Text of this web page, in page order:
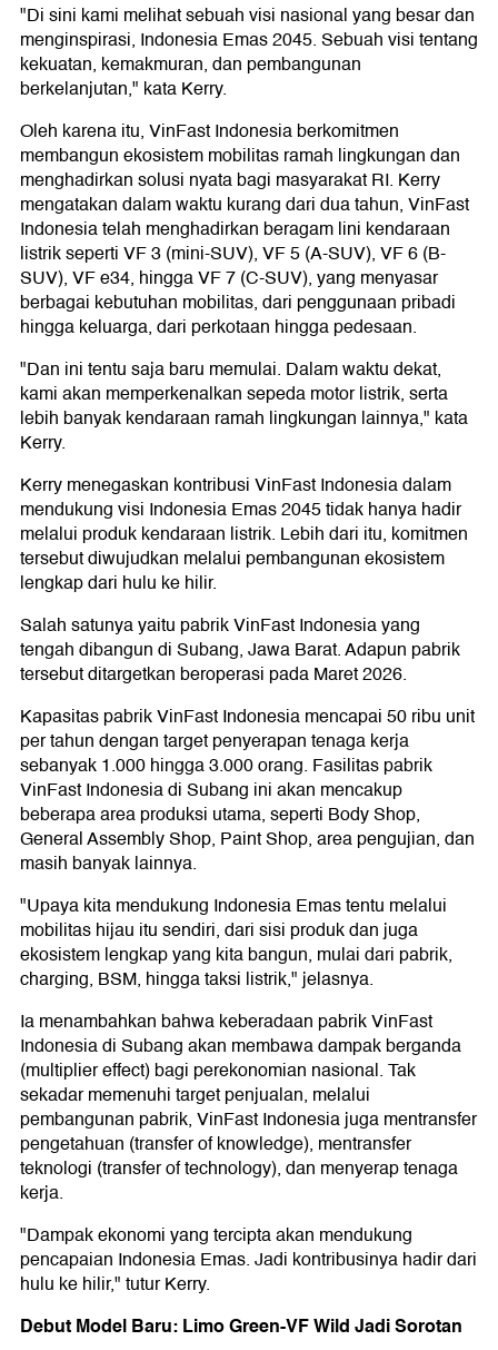
"Di sini kami melihat sebuah visi nasional yang besar dan
menginspirasi, Indonesia Emas 2045. Sebuah visi tentang
kekuatan, kemakmuran, dan pembangunan
berkelanjutan," kata Kerry.
Oleh karena itu, VinFast Indonesia berkomitmen
membangun ekosistem mobilitas ramah lingkungan dan
menghadirkan solusi nyata bagi masyarakat RI. Kerry
mengatakan dalam waktu kurang dari dua tahun, VinFast
Indonesia telah menghadirkan beragam lini kendaraan
listrik seperti VF 3 (mini-SUV), VF 5 (A-SUV), VF 6 (B-
SUV), VF e34, hingga VF 7 (C-SUV), yang menyasar
berbagai kebutuhan mobilitas, dari penggunaan pribadi
hingga keluarga, dari perkotaan hingga pedesaan.
"Dan ini tentu saja baru memulai. Dalam waktu dekat,
kami akan memperkenalkan sepeda motor listrik, serta
lebih banyak kendaraan ramah lingkungan lainnya," kata
Kerry.
Kerry menegaskan kontribusi VinFast Indonesia dalam
mendukung visi Indonesia Emas 2045 tidak hanya hadir
melalui produk kendaraan listrik. Lebih dari itu, komitmen
tersebut diwujudkan melalui pembangunan ekosistem
lengkap dari hulu ke hilir.
Salah satunya yaitu pabrik VinFast Indonesia yang
tengah dibangun di Subang, Jawa Barat. Adapun pabrik
tersebut ditargetkan beroperasi pada Maret 2026.
Kapasitas pabrik VinFast Indonesia mencapai 50 ribu unit
per tahun dengan target penyerapan tenaga kerja
sebanyak 1.000 hingga 3.000 orang. Fasilitas pabrik
VinFast Indonesia di Subang ini akan mencakup
beberapa area produksi utama, seperti Body Shop,
General Assembly Shop, Paint Shop, area pengujian, dan
masih banyak lainnya.
"Upaya kita mendukung Indonesia Emas tentu melalui
mobilitas hijau itu sendiri, dari sisi produk dan juga
ekosistem lengkap yang kita bangun, mulai dari pabrik,
charging, BSM, hingga taksi listrik," jelasnya.
Ia menambahkan bahwa keberadaan pabrik VinFast
Indonesia di Subang akan membawa dampak berganda
(multiplier effect) bagi perekonomian nasional. Tak
sekadar memenuhi target penjualan, melalui
pembangunan pabrik, VinFast Indonesia juga mentransfer
pengetahuan (transfer of knowledge), mentransfer
teknologi (transfer of technology), dan menyerap tenaga
kerja.
"Dampak ekonomi yang tercipta akan mendukung
pencapaian Indonesia Emas. Jadi kontribusinya hadir dari
hulu ke hilir," tutur Kerry.
Debut Model Baru: Limo Green-VF Wild Jadi Sorotan